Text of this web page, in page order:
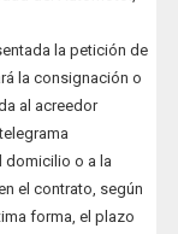
la petición de
la consignación o
al acreedor
o a la
el contrato, según
forma, el plazo